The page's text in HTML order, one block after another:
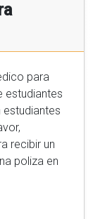
para
estudiantes
recibir un
poliza en